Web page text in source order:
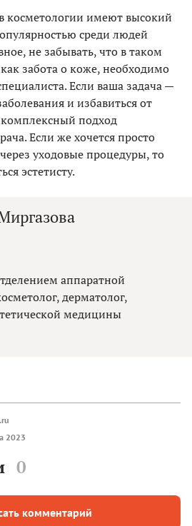
косметологии имеют высокий
среди людей
не забывать, что в таком
забота о коже, необходимо
Если ваша задача —
и избавиться от
подход
Если же хочется просто
уходовые процедуры, то
эстетисту.
аппаратной
дерматолог,
медицины
2023
0
комментарий